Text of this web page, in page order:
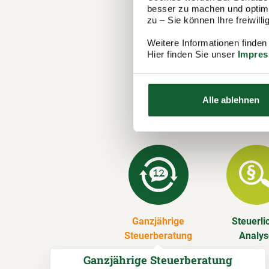
besser zu machen und
zu – Sie können Ihre
Weitere Informationen
Hier finden Sie unser
Alle ablehnen
1.100
in
Unsere
über.
Ganzjährige
Steuerberatung
Ganzjährige Steuerberatung